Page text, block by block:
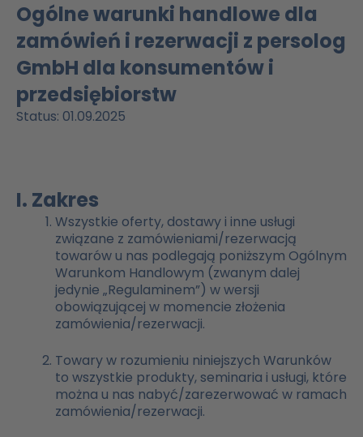
Ogólne warunki handlowe dla
zamówień i rezerwacji z persolog
GmbH dla konsumentów i
przedsiębiorstw
Status: 01.09.2025
I. Zakres
Wszystkie oferty, dostawy i inne usługi
związane z zamówieniami/rezerwacją
towarów u nas podlegają poniższym Ogólnym
Warunkom Handlowym (zwanym dalej
jedynie „Regulaminem”) w wersji
obowiązującej w momencie złożenia
zamówienia/rezerwacji.
Towary w rozumieniu niniejszych Warunków
to wszystkie produkty, seminaria i usługi, które
można u nas nabyć/zarezerwować w ramach
zamówienia/rezerwacji.